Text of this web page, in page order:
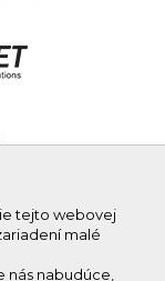
tejto webovej
malé
nabudúce,